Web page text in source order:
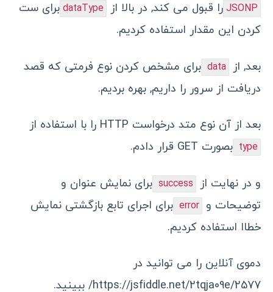
JSONP را قبول می کند, در بالا از dataType برای ست
کردن این مقدار استفاده کردیم.
بعد, از data برای مشخص کردن نوع فرمتی که قصد
دریافت از سرور را داریم, بهره بردیم.
بعد از آن نوع متد درخواست HTTP را با استفاده از
type بصورت GET قرار دادم.
و در نهایت از success برای نمایش عنوان و
توضیحات و error برای اجرای تابع بازگشتی نمایش
خطاا استفاده کردیم.
دموی آنلاین را می توانید در
https://jsfiddle.net/2tqja09e/2577/ ببینید.